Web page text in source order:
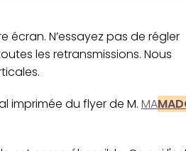
écran. N’essayez pas de régler
les retransmissions. Nous
imprimée du flyer de M. MA